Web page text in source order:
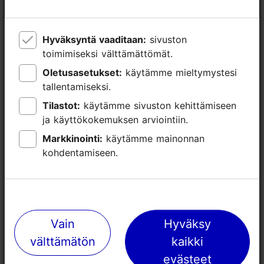
Hyväksyntä vaaditaan:
toimimiseksi välttämättömät.
Oletusasetukset:
tallentamiseksi.
Tilastot:
ja käyttökokemuksen arviointiin.
Markkinointi:
kohdentamiseen.
Vain
välttämätön
Hyväksy
kaikki
evästeet
Hyväksyntä vaaditaan:
toimimiseksi välttämättömät.
Oletusasetukset:
tallentamiseksi.
Tilastot:
ja käyttökokemuksen arviointiin.
Markkinointi:
kohdentamiseen.
Vain
välttämätön
Hyväksy
kaikki
evästeet